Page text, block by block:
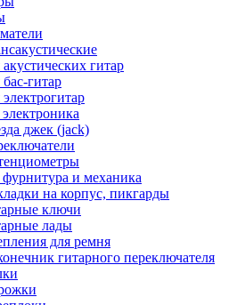
акустических гитар
бас-гитар
электрогитар
джек (jack)
фурнитура и механика
на корпус, пикгарды
ключи
лады
для ремня
гитарного переключателя